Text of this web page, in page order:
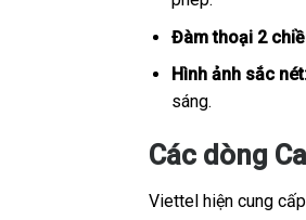
Đàm thoại 2
Hình ảnh sắc
sáng.
Các dòng
Viettel hiện cung